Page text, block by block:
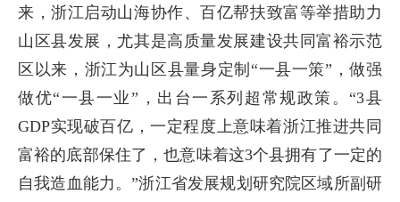
来，浙江启动山海协作、百亿帮扶致富等举措助力
山区县发展，尤其是高质量发展建设共同富裕示范
区以来，浙江为山区县量身定制“一县一策”，做强
做优“一县一业”，出台一系列超常规政策。“3县
GDP实现破百亿，一定程度上意味着浙江推进共同
富裕的底部保住了，也意味着这3个县拥有了一定的
自我造血能力。”浙江省发展规划研究院区域所副研